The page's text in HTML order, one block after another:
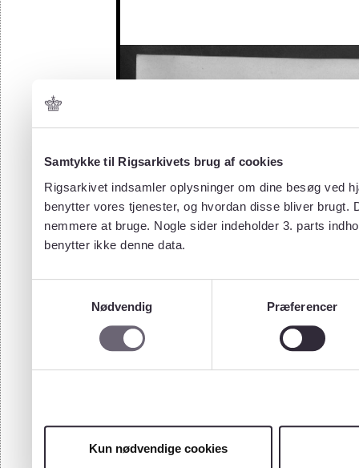
Samtykke til Rigsarkivets brug af cookies
Rigsarkivet indsamler oplysninger om dine besøg ved
benytter vores tjenester, og hvordan disse bliver
nemmere at bruge. Nogle sider indeholder 3. parts
benytter ikke denne data.
Nødvendig
Præferencer
Kun nødvendige cookies